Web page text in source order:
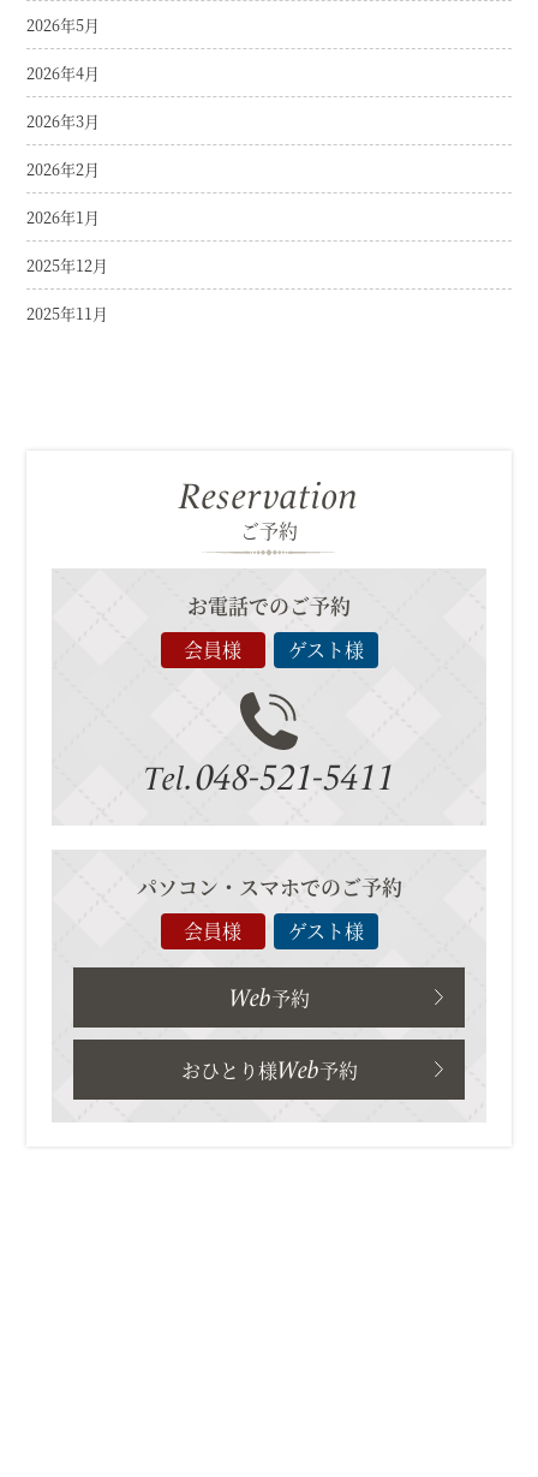
2026年5月
2026年4月
2026年3月
2026年2月
2026年1月
2025年12月
2025年11月
Reservation
ご予約
お電話でのご予約
会員様 ゲスト様
Tel.048-521-5411
パソコン・スマホでのご予約
会員様 ゲスト様
Web予約
おひとり様Web予約